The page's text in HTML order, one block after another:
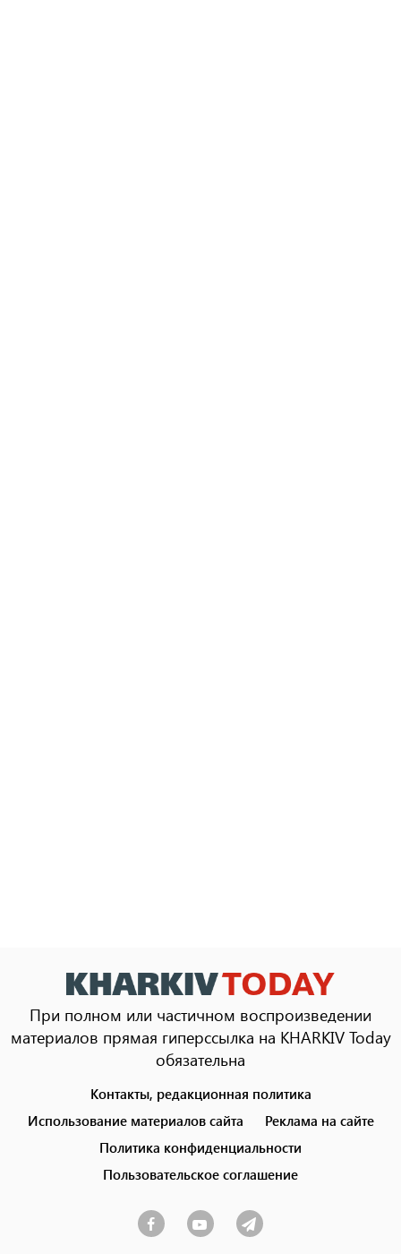
При полном или частичном воспроизведении
материалов прямая гиперссылка на KHARKIV Today
обязательна
menu
Контакты, редакционная политика
Использование материалов сайта
Реклама на сайте
Политика конфиденциальности
Пользовательское соглашение